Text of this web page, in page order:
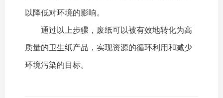
以降低对环境的影响。
通过以上步骤，废纸可以被有效地转化为高
质量的卫生纸产品，实现资源的循环利用和减少
环境污染的目标。